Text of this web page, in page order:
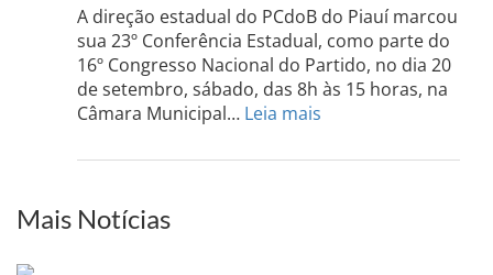
do
Sul
dia
A direção estadual do PCdoB do Piauí marcou
sua 23º Conferência Estadual, como parte do
16º Congresso Nacional do Partido, no dia 20
de setembro, sábado, das 8h às 15 horas, na
Câmara Municipal… Leia mais
PI
Mais Notícias